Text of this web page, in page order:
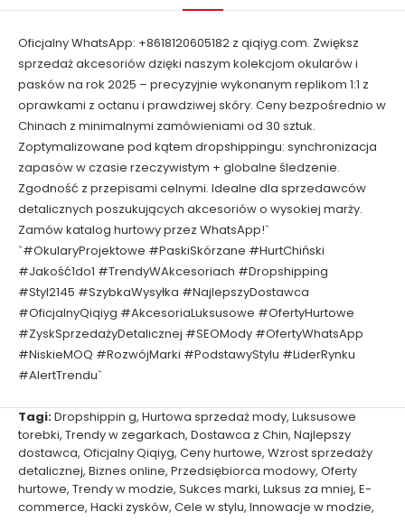
Oficjalny WhatsApp: +8618120605182 z qiqiyg.com. Zwiększ
sprzedaż akcesoriów dzięki naszym kolekcjom okularów i
pasków na rok 2025 – precyzyjnie wykonanym replikom 1:1 z
oprawkami z octanu i prawdziwej skóry. Ceny bezpośrednio w
Chinach z minimalnymi zamówieniami od 30 sztuk.
Zoptymalizowane pod kątem dropshippingu: synchronizacja
zapasów w czasie rzeczywistym + globalne śledzenie.
Zgodność z przepisami celnymi. Idealne dla sprzedawców
detalicznych poszukujących akcesoriów o wysokiej marży.
Zamów katalog hurtowy przez WhatsApp!`
`#OkularyProjektowe #PaskiSkórzane #HurtChiński
#Jakość1do1 #TrendyWAkcesoriach #Dropshipping
#Styl2145 #SzybkaWysyłka #NajlepszyDostawca
#OficjalnyQiqiyg #AkcesoriaLuksusowe #OfertyHurtowe
#ZyskSprzedażyDetalicznej #SEOMody #OfertyWhatsApp
#NiskieMOQ #RozwójMarki #PodstawyStylu #LiderRynku
#AlertTrendu`
Tagi:Dropshippin g, Hurtowa sprzedaż mody, Luksusowe
torebki, Trendy w zegarkach, Dostawca z Chin, Najlepszy
dostawca, Oficjalny Qiqiyg, Ceny hurtowe, Wzrost sprzedaży
detalicznej, Biznes online, Przedsiębiorca modowy, Oferty
hurtowe, Trendy w modzie, Sukces marki, Luksus za mniej, E-
commerce, Hacki zysków, Cele w stylu, Innowacje w modzie,